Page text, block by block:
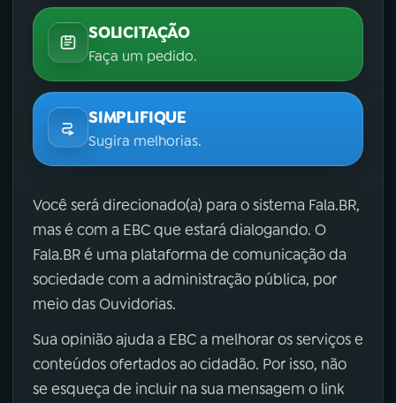
SOLICITAÇÃO
Faça um pedido.
SIMPLIFIQUE
Sugira melhorias.
Você será direcionado(a) para o sistema Fala.BR,
mas é com a EBC que estará dialogando. O
Fala.BR é uma plataforma de comunicação da
sociedade com a administração pública, por
meio das Ouvidorias.
Sua opinião ajuda a EBC a melhorar os serviços e
conteúdos ofertados ao cidadão. Por isso, não
se esqueça de incluir na sua mensagem o link